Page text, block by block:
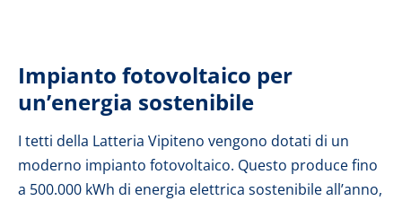
Impianto fotovoltaico per
un’energia sostenibile
I tetti della Latteria Vipiteno vengono dotati di un
moderno impianto fotovoltaico. Questo produce fino
a 500.000 kWh di energia elettrica sostenibile all’anno,